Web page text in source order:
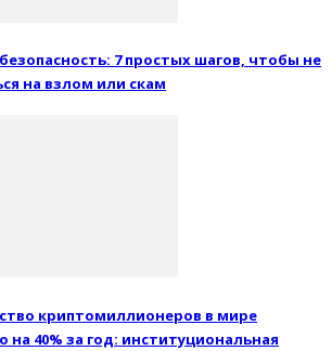
7 простых шагов, чтобы не
на взлом или скам
криптомиллионеров в мире
на 40% за год: институциональная